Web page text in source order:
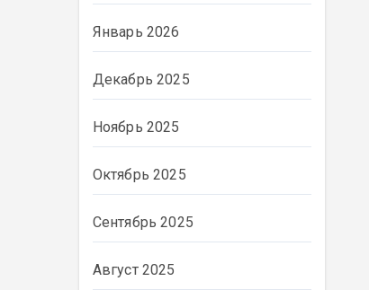
Январь 2026
Декабрь 2025
Ноябрь 2025
Октябрь 2025
Сентябрь 2025
Август 2025